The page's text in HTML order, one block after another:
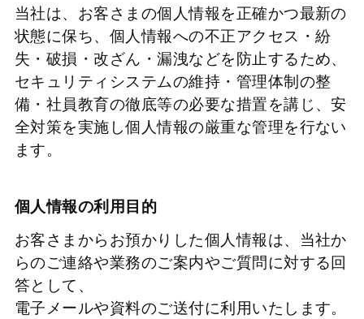
当社は、お客さまの個人情報を正確かつ最新の
状態に保ち、個人情報への不正アクセス・紛
失・破損・改ざん・漏洩などを防止するため、
セキュリティシステムの維持・管理体制の整
備・社員教育の徹底等の必要な措置を講じ、安
全対策を実施し個人情報の厳重な管理を行ない
ます。
個人情報の利用目的
お客さまからお預かりした個人情報は、当社か
らのご連絡や業務のご案内やご質問に対する回
答として、
電子メールや資料のご送付に利用いたします。